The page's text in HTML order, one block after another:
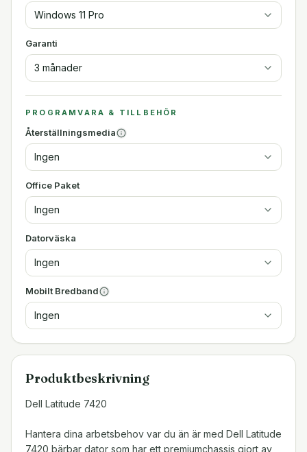
Windows 11 Pro
Garanti
3 månader
PROGRAMVARA & TILLBEHÖR
Återställningsmedia
Ingen
Office Paket
Ingen
Datorväska
Ingen
Mobilt Bredband
Ingen
Produktbeskrivning
Dell Latitude 7420
Hantera dina arbetsbehov var du än är med Dell Latitude
7420 bärbar dator som har ett premiumchassis gjort av